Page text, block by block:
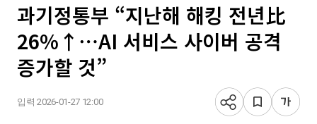
과기정통부 “지난해 해킹 전년比
26%↑⋯AI 서비스 사이버 공격
증가할 것”
입력 2026-01-27 12:00